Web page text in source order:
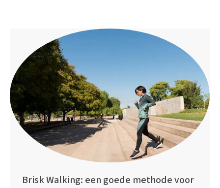
Brisk Walking: een goede methode voor